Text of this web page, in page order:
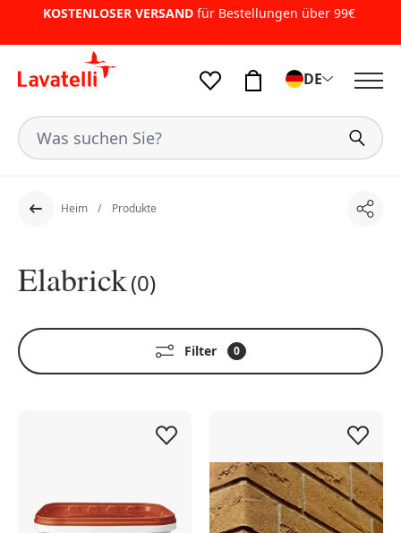
KOSTENLOSER VERSANDfür Bestellungen über 99€
DE
Der Rücken
Heim Produkte
Elabrick(0)
Filter 0